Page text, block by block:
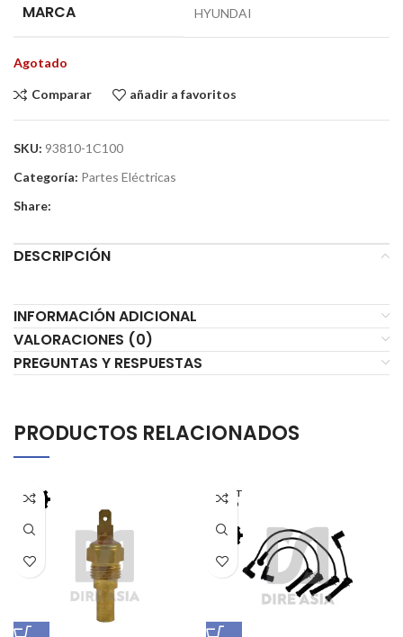
MARCA HYUNDAI
Agotado
Comparar añadir a favoritos
SKU: 93810-1C100
Categoría: Partes Eléctricas
Share:
DESCRIPCIÓN
INFORMACIÓN ADICIONAL
VALORACIONES (0)
PREGUNTAS Y RESPUESTAS
PRODUCTOS RELACIONADOS
AGOT
ADO